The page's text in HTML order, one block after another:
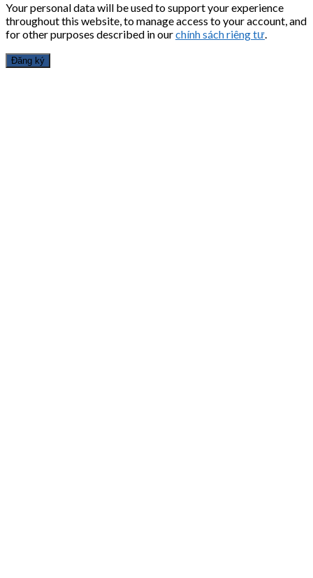
Your personal data will be used to support your experience
throughout this website, to manage access to your account, and
for other purposes described in ourchính sách riêng tư.
Đăng ký